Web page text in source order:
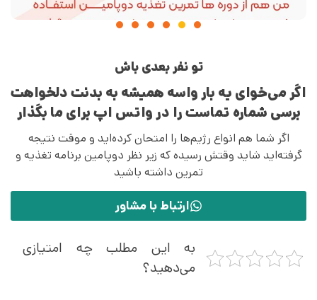
تو نفر بعدی باش
اگر می‌خوای یه بار واسه همیشه به بدنت دلخواهت
برسی شماره تماست را در واتس اپ برای ما بگذار
اگر شما هم انواع رژیم‌ها را امتحان کرده‌اید و موقت نتیجه
گرفته‌اید شاید وقتش رسیده که زیر نظر دوپامین برنامه تغذیه و
تمرین داشته باشید
ارتباط با مشاور
به این مطلب چه امتیازی
می‌دهید؟